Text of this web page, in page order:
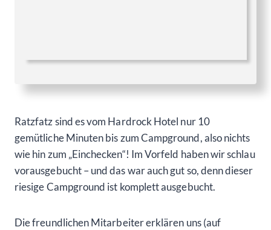
Ratzfatz sind es vom Hardrock Hotel nur 10
gemütliche Minuten bis zum Campground, also nichts
wie hin zum „Einchecken“! Im Vorfeld haben wir schlau
vorausgebucht – und das war auch gut so, denn dieser
riesige Campground ist komplett ausgebucht.
Die freundlichen Mitarbeiter erklären uns (auf